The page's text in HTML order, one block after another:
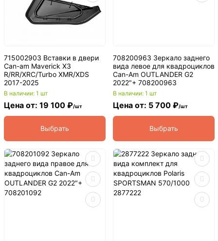
715002903 Вставки в двери
Can-am Maverick X3
R/RR/XRC/Turbo XMR/XDS
2017-2025
В наличии: 1 шт
Цена от: 19 100 ₽/шт
Выбрать
708200963 Зеркало заднего
вида левое для квадроциклов
Can-Am OUTLANDER G2
2022"+ 708200963
В наличии: 1 шт
Цена от: 5 700 ₽/шт
Выбрать